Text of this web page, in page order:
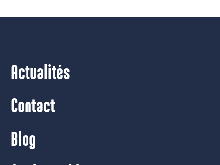
Actualités
Contact
Blog